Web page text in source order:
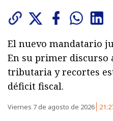
El nuevo mandatario
En su primer discurso
tributaria y recortes
déficit fiscal.
Viernes 7 de agosto de 2026